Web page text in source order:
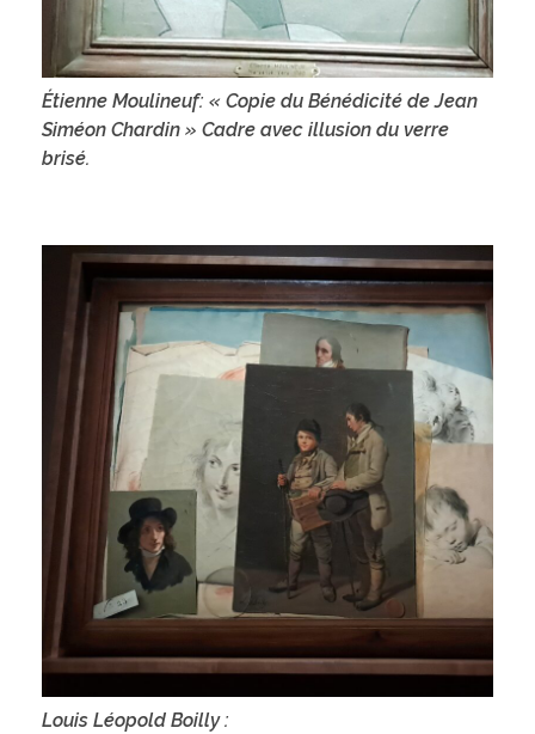
Étienne Moulineuf: « Copie du Bénédicité de Jean
Siméon Chardin » Cadre avec illusion du verre
brisé.
Louis Léopold Boilly :